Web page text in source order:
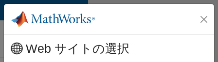
コンテンツへスキップ
MathWorks 採用
情報 Web サイトの選択